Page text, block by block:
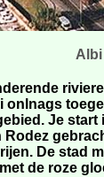
Albi
Je
De stad
de roze